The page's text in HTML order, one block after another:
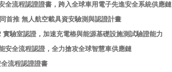
全流程認證證書，跨入全球車用電子先進安全系統供應鏈
首推 無人航空載具資安驗測與認證計畫
驗室認證，加速充電樁與能源基礎設施測試驗證能力
安全流程認證，全力搶攻全球智慧車供應鏈
流程認證證書